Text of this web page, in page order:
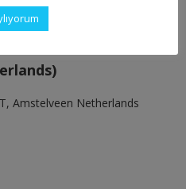
Amstelveen Netherlands